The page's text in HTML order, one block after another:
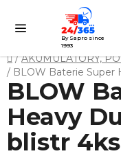
obsah
By Sapro since
1993
Domů
/ AKUMULÁTORY,
/ BLOW Baterie Super
BLOW
Heavy
blistr 4ks